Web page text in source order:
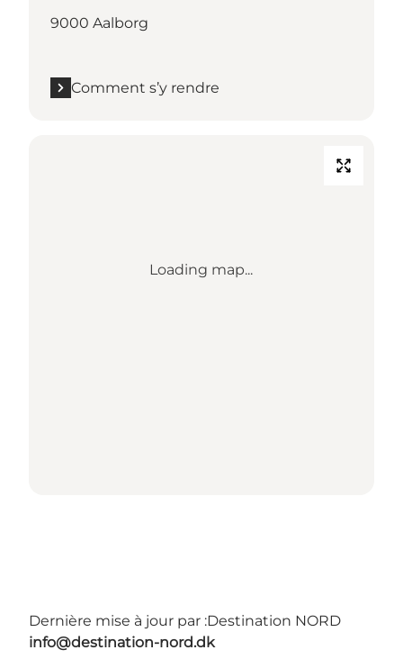
9000 Aalborg
Comment s’y rendre
Loading map...
Dernière mise à jour par :Destination NORD
info@destination-nord.dk